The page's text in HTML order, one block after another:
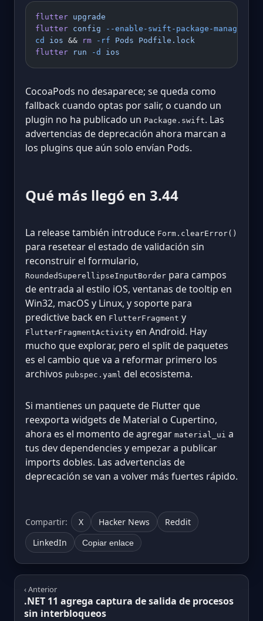
flutter upgrade
flutter config --enable-swift-package-manager
cd
ios && rm -rf Pods Podfile.lock
flutter run -d ios
CocoaPods no desaparece; se queda como
fallback cuando optas por salir, o cuando un
plugin no ha publicado un Package.swift. Las
advertencias de deprecación ahora marcan a
los plugins que aún solo envían Pods.
Qué más llegó en 3.44
La release también introduce Form.clearError()
para resetear el estado de validación sin
reconstruir el formulario,
RoundedSuperellipseInputBorder para campos
de entrada al estilo iOS, ventanas de tooltip en
Win32, macOS y Linux, y soporte para
predictive back en FlutterFragment y
FlutterFragmentActivity en Android. Hay
mucho que explorar, pero el split de paquetes
es el cambio que va a reformar primero los
archivos pubspec.yaml del ecosistema.
Si mantienes un paquete de Flutter que
reexporta widgets de Material o Cupertino,
ahora es el momento de agregar material_ui a
tus dev dependencies y empezar a publicar
imports dobles. Las advertencias de
deprecación se van a volver más fuertes rápido.
Compartir: X Hacker News
Reddit
LinkedIn
Copiar enlace
‹ Anterior
.NET 11 agrega captura de salida de procesos
sin interbloqueos